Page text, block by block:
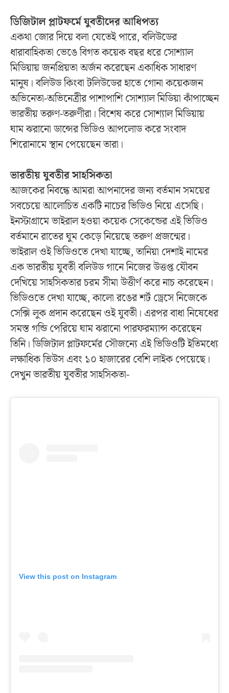
ডিজিটাল প্লাটফর্মে যুবতীদের আধিপত্য
একথা জোর দিয়ে বলা যেতেই পারে, বলিউডের
ধারাবাহিকতা ভেঙে বিগত কয়েক বছর ধরে সোশ্যাল
মিডিয়ায় জনপ্রিয়তা অর্জন করেছেন একাধিক সাধারণ
মানুষ। বলিউড কিংবা টলিউডের হাতে গোনা কয়েকজন
অভিনেতা-অভিনেত্রীর পাশাপাশি সোশ্যাল মিডিয়া কাঁপাচ্ছেন
ভারতীয় তরুণ-তরুণীরা। বিশেষ করে সোশ্যাল মিডিয়ায়
ঘাম ঝরানো ডান্সের ভিডিও আপলোড করে সংবাদ
শিরোনামে স্থান পেয়েছেন তারা।
ভারতীয় যুবতীর সাহসিকতা
আজকের নিবন্ধে আমরা আপনাদের জন্য বর্তমান সময়ের
সবচেয়ে আলোচিত একটি নাচের ভিডিও নিয়ে এসেছি।
ইনস্টাগ্রামে ভাইরাল হওয়া কয়েক সেকেন্ডের এই ভিডিও
বর্তমানে রাতের ঘুম কেড়ে নিয়েছে তরুণ প্রজন্মের।
ভাইরাল ওই ভিডিওতে দেখা যাচ্ছে, তানিয়া দেশাই নামের
এক ভারতীয় যুবতী বলিউড গানে নিজের উত্তপ্ত যৌবন
দেখিয়ে সাহসিকতার চরম সীমা উত্তীর্ণ করে নাচ করেছেন।
ভিডিওতে দেখা যাচ্ছে, কালো রঙের শর্ট ড্রেসে নিজেকে
সেক্সি লুক প্রদান করেছেন ওই যুবতী। এরপর বাধা নিষেধের
সমস্ত গন্ডি পেরিয়ে ঘাম ঝরানো পারফরম্যান্স করেছেন
তিনি। ডিজিটাল প্লাটফর্মের সৌজন্যে এই ভিডিওটি ইতিমধ্যে
লক্ষাধিক ভিউস এবং ১০ হাজারের বেশি লাইক পেয়েছে।
দেখুন ভারতীয় যুবতীর সাহসিকতা-
View this post on Instagram